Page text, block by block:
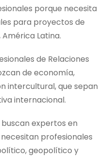
porque necesita
para proyectos de
Latina.
de Relaciones
de economía,
intercultural, que sepan
internacional.
expertos en
profesionales
geopolítico y